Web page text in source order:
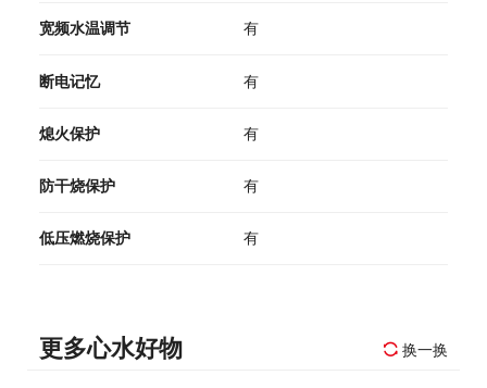
宽频水温调节 有
断电记忆 有
熄火保护 有
防干烧保护 有
低压燃烧保护 有
更多心水好物 换一换